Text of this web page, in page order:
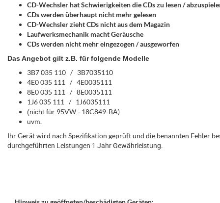
CD-Wechsler hat Schwierigkeiten die CDs zu lesen /
CDs werden überhaupt nicht mehr gelesen
CD-Wechsler zieht CDs nicht aus dem Magazin
Laufwerksmechanik macht Geräusche
CDs werden nicht mehr eingezogen / ausgeworfen
Das Angebot gilt z.B. für folgende Modelle
3B7 035 110 / 3B7035110
4E0 035 111 / 4E0035111
8E0 035 111 / 8E0035111
1J6 035 111 / 1J6035111
(nicht für 95VW - 18C849-BA)
uvm.
Ihr Gerät wird nach Spezifikation geprüft und die benannten Fehler
durchgeführten Leistungen 1 Jahr Gewährleistung.